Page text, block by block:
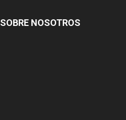
SOBRE NOSOTROS